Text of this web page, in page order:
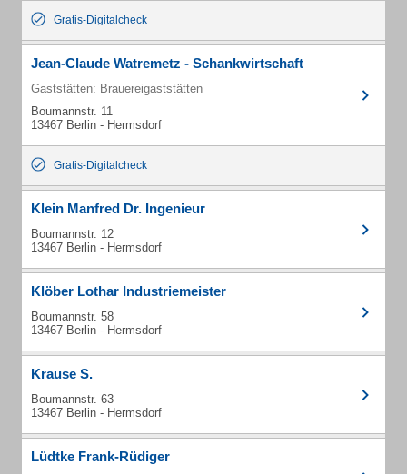
Gratis-Digitalcheck
Jean-Claude Watremetz - Schankwirtschaft
Gaststätten: Brauereigaststätten
Boumannstr. 11
13467 Berlin - Hermsdorf
Gratis-Digitalcheck
Klein Manfred Dr. Ingenieur
Boumannstr. 12
13467 Berlin - Hermsdorf
Klöber Lothar Industriemeister
Boumannstr. 58
13467 Berlin - Hermsdorf
Krause S.
Boumannstr. 63
13467 Berlin - Hermsdorf
Lüdtke Frank-Rüdiger